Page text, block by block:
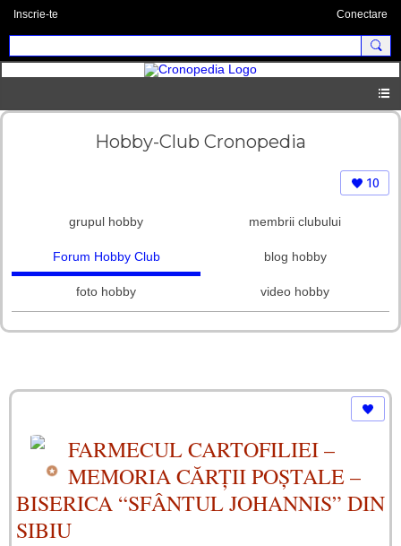
Inscrie-te Conectare
Hobby-Club Cronopedia
10
grupul hobby membrii clubului
Forum Hobby Club blog hobby
foto hobby video hobby
FARMECUL CARTOFILIEI –
MEMORIA CĂRȚII POȘTALE –
BISERICA “SFÂNTUL JOHANNIS” DIN
SIBIU